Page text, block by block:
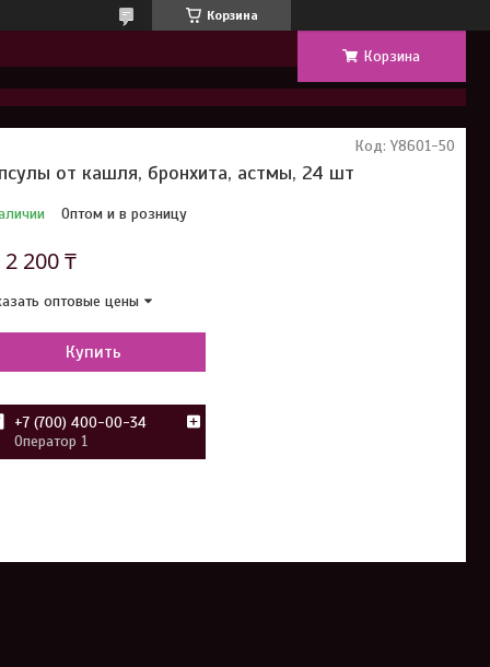
Корзина
Корзина
от кашля, бронхита, астмы, 24 шт
Оптом и в розницу
Код: Y8601-50
2 200 ₸
оптовые цены
Купить
+7 (700) 400-00-34
Оператор 1